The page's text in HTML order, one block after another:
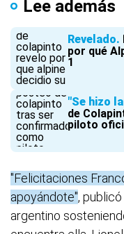
Lee además
Revelado
por qué
1
"Se hizo
de
piloto
"Felicitaciones
apoyándote",
argentino